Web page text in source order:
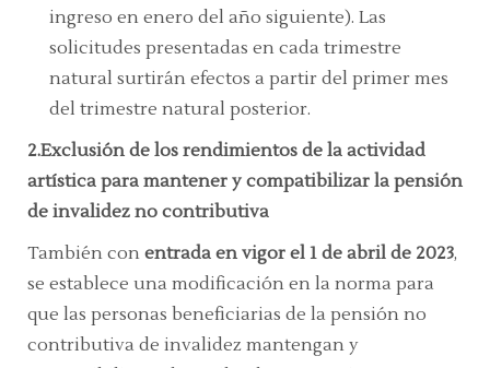
ingreso en enero del año siguiente). Las
solicitudes presentadas en cada trimestre
natural surtirán efectos a partir del primer mes
del trimestre natural posterior.
2.Exclusión de los rendimientos de la actividad
artística para mantener y compatibilizar la pensión
de invalidez no contributiva
También con entrada en vigor el 1 de abril de 2023,
se establece una modificación en la norma para
que las personas beneficiarias de la pensión no
contributiva de invalidez mantengan y